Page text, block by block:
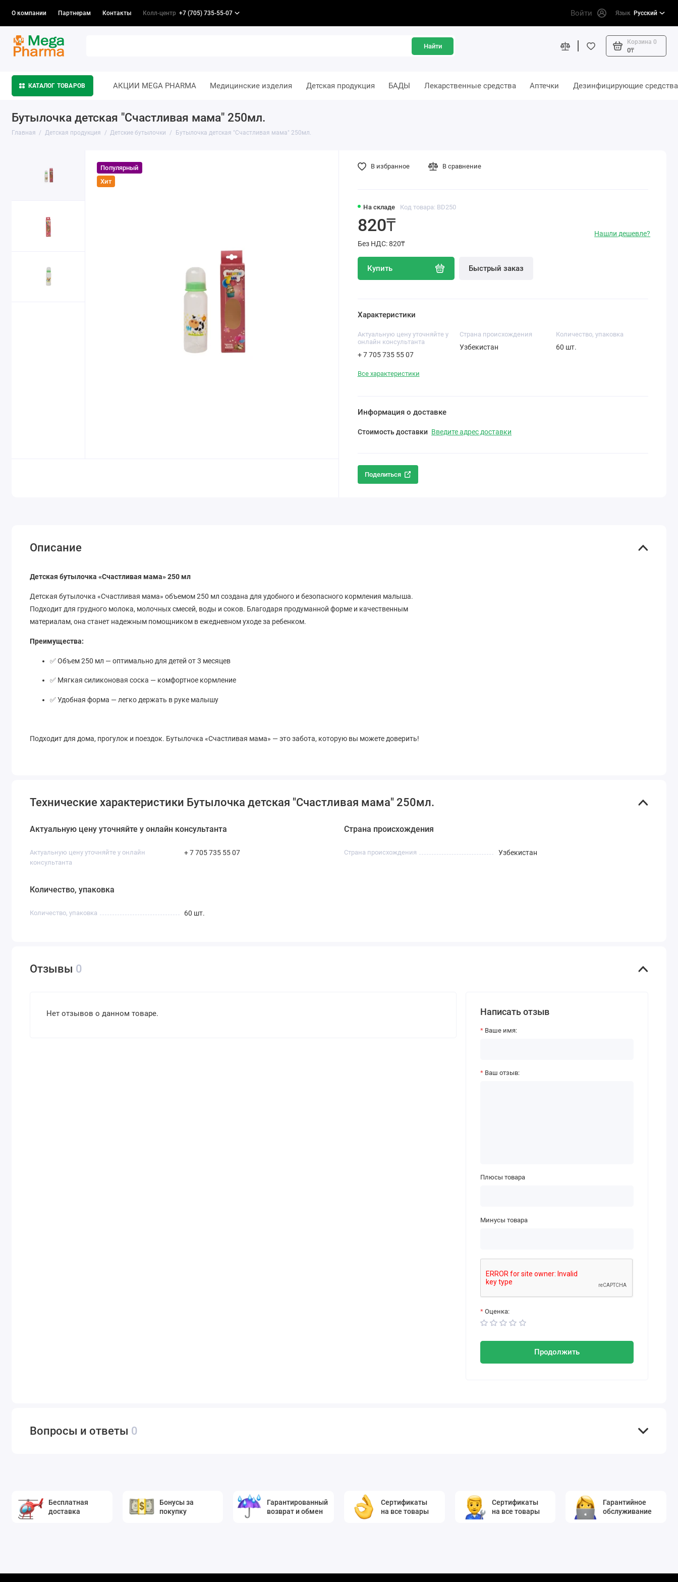
О компании Партнерам Контакты Колл-центр +7 (705) 735-55-07 Войти Язык Русский
Найти
Корзина 0
0₸
КАТАЛОГ ТОВАРОВ АКЦИИ MEGA PHARMA Медицинские изделия Детская продукция БАДЫ Лекарственные средства Аптечки Дезинфицирующие средства
Бутылочка детская "Счастливая мама" 250мл.
Главная Детская продукция Детские бутылочки Бутылочка детская "Счастливая мама" 250мл.
Популярный
Хит
На складе Код товара: BD250
820₸
Без НДС: 820₸
Купить Быстрый заказ
Нашли дешевле?
В избранное В сравнение
Характеристики
Актуальную цену уточняйте у
онлайн консультанта
+ 7 705 735 55 07
Cтрана происхождения
Узбекистан
Количество, упаковка
60 шт.
Все характеристики
Информация о доставке
Стоимость доставки Введите адрес доставки
Поделиться
Описание
Детская бутылочка «Счастливая мама» 250 мл
Детская бутылочка «Счастливая мама» объемом 250 мл создана для удобного и безопасного кормления малыша.
Подходит для грудного молока, молочных смесей, воды и соков. Благодаря продуманной форме и качественным
материалам, она станет надежным помощником в ежедневном уходе за ребенком.
Преимущества:
✅ Объем 250 мл — оптимально для детей от 3 месяцев
✅ Мягкая силиконовая соска — комфортное кормление
✅ Удобная форма — легко держать в руке малышу
Подходит для дома, прогулок и поездок. Бутылочка «Счастливая мама» — это забота, которую вы можете доверить!
Технические характеристики Бутылочка детская "Счастливая мама" 250мл.
Актуальную цену уточняйте у онлайн консультанта
Актуальную цену уточняйте у онлайн
консультанта
+ 7 705 735 55 07
Страна происхождения
Cтрана происхождения Узбекистан
Количество, упаковка
Количество, упаковка 60 шт.
Отзывы 0
Нет отзывов о данном товаре. Написать отзыв
Ваше имя:
Ваш отзыв:
Плюсы товара
Минусы товара
Оценка:
Продолжить
Вопросы и ответы 0
Бесплатная
доставка
Бонусы за
покупку
Гарантированный
возврат и обмен
Сертификаты
на все товары
Сертификаты
на все товары
Гарантийное
обслуживание